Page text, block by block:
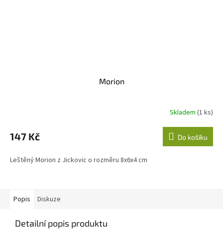
Morion
Skladem (1 ks)
147 Kč Do košíku
Leštěný Morion z Jickovic o rozměru 8x6x4 cm
Popis Diskuze
Detailní popis produktu